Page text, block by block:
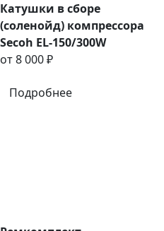
Катушки в сборе
(соленойд) компрессора
Secoh EL-150/300W
от 8 000 ₽
Подробнее